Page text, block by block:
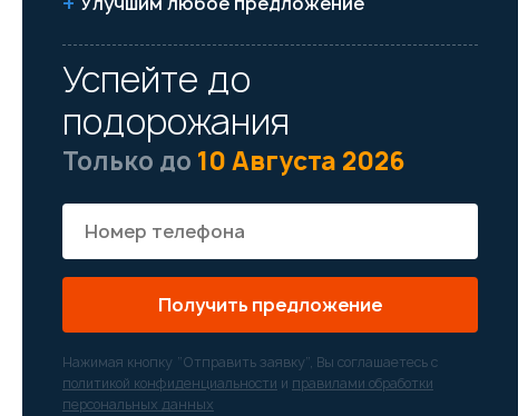
Успейте до
подорожания
Только до 10 Августа 2026
Получить предложение
Нажимая кнопку “Отправить заявку”, Вы соглашаетесь с
политикой конфиденциальности и правилами обработки
персональных данных